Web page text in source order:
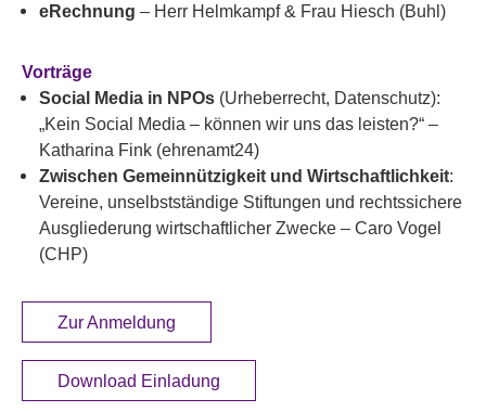
eRechnung – Herr Helmkampf & Frau Hiesch (Buhl)
Vorträge
Social Media in NPOs (Urheberrecht, Datenschutz):
„Kein Social Media – können wir uns das leisten?“ –
Katharina Fink (ehrenamt24)
Zwischen Gemeinnützigkeit und Wirtschaftlichkeit:
Vereine, unselbstständige Stiftungen und rechtssichere
Ausgliederung wirtschaftlicher Zwecke – Caro Vogel
(CHP)
Zur Anmeldung
Download Einladung